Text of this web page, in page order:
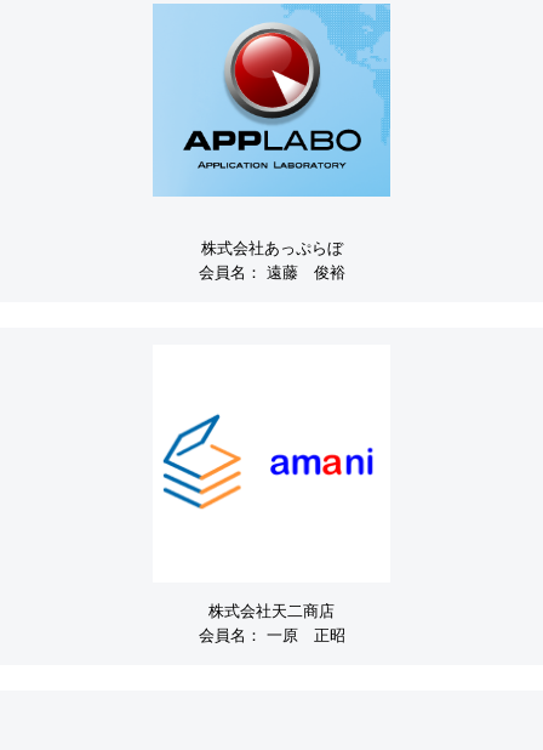
株式会社あっぷらぼ
会員名： 遠藤 俊裕
株式会社天二商店
会員名： 一原 正昭